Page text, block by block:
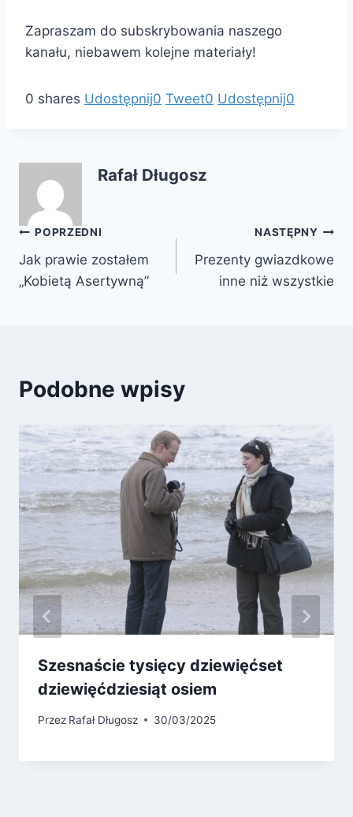
Zapraszam do subskrybowania naszego
kanału, niebawem kolejne materiały!
0 shares Udostępnij0 Tweet0 Udostępnij0
Rafał Długosz
Nawigacja
wpisu
POPRZEDNI
Jak prawie zostałem
„Kobietą Asertywną”
NASTĘPNY
Prezenty gwiazdkowe
inne niż wszystkie
Podobne wpisy
Szesnaście tysięcy dziewięćset
dziewięćdziesiąt osiem
Przez Rafał Długosz 30/03/2025